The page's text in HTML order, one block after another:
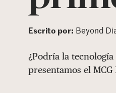
Escrito por: Beyond
¿Podría la
presentamos el